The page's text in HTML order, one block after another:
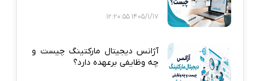
1405/1/17 12:20:55
آژانس دیجیتال مارکتینگ چیست و
چه وظایفی برعهده دارد؟